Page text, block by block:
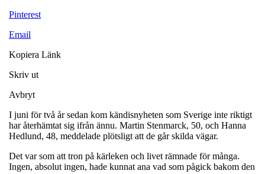
Pinterest
Email
Kopiera Länk
Skriv ut
Avbryt
I juni för två år sedan kom kändisnyheten som Sverige inte riktigt
har återhämtat sig ifrån ännu. Martin Stenmarck, 50, och Hanna
Hedlund, 48, meddelade plötsligt att de går skilda vägar.
Det var som att tron på kärleken och livet rämnade för många.
Ingen, absolut ingen, hade kunnat ana vad som pågick bakom den